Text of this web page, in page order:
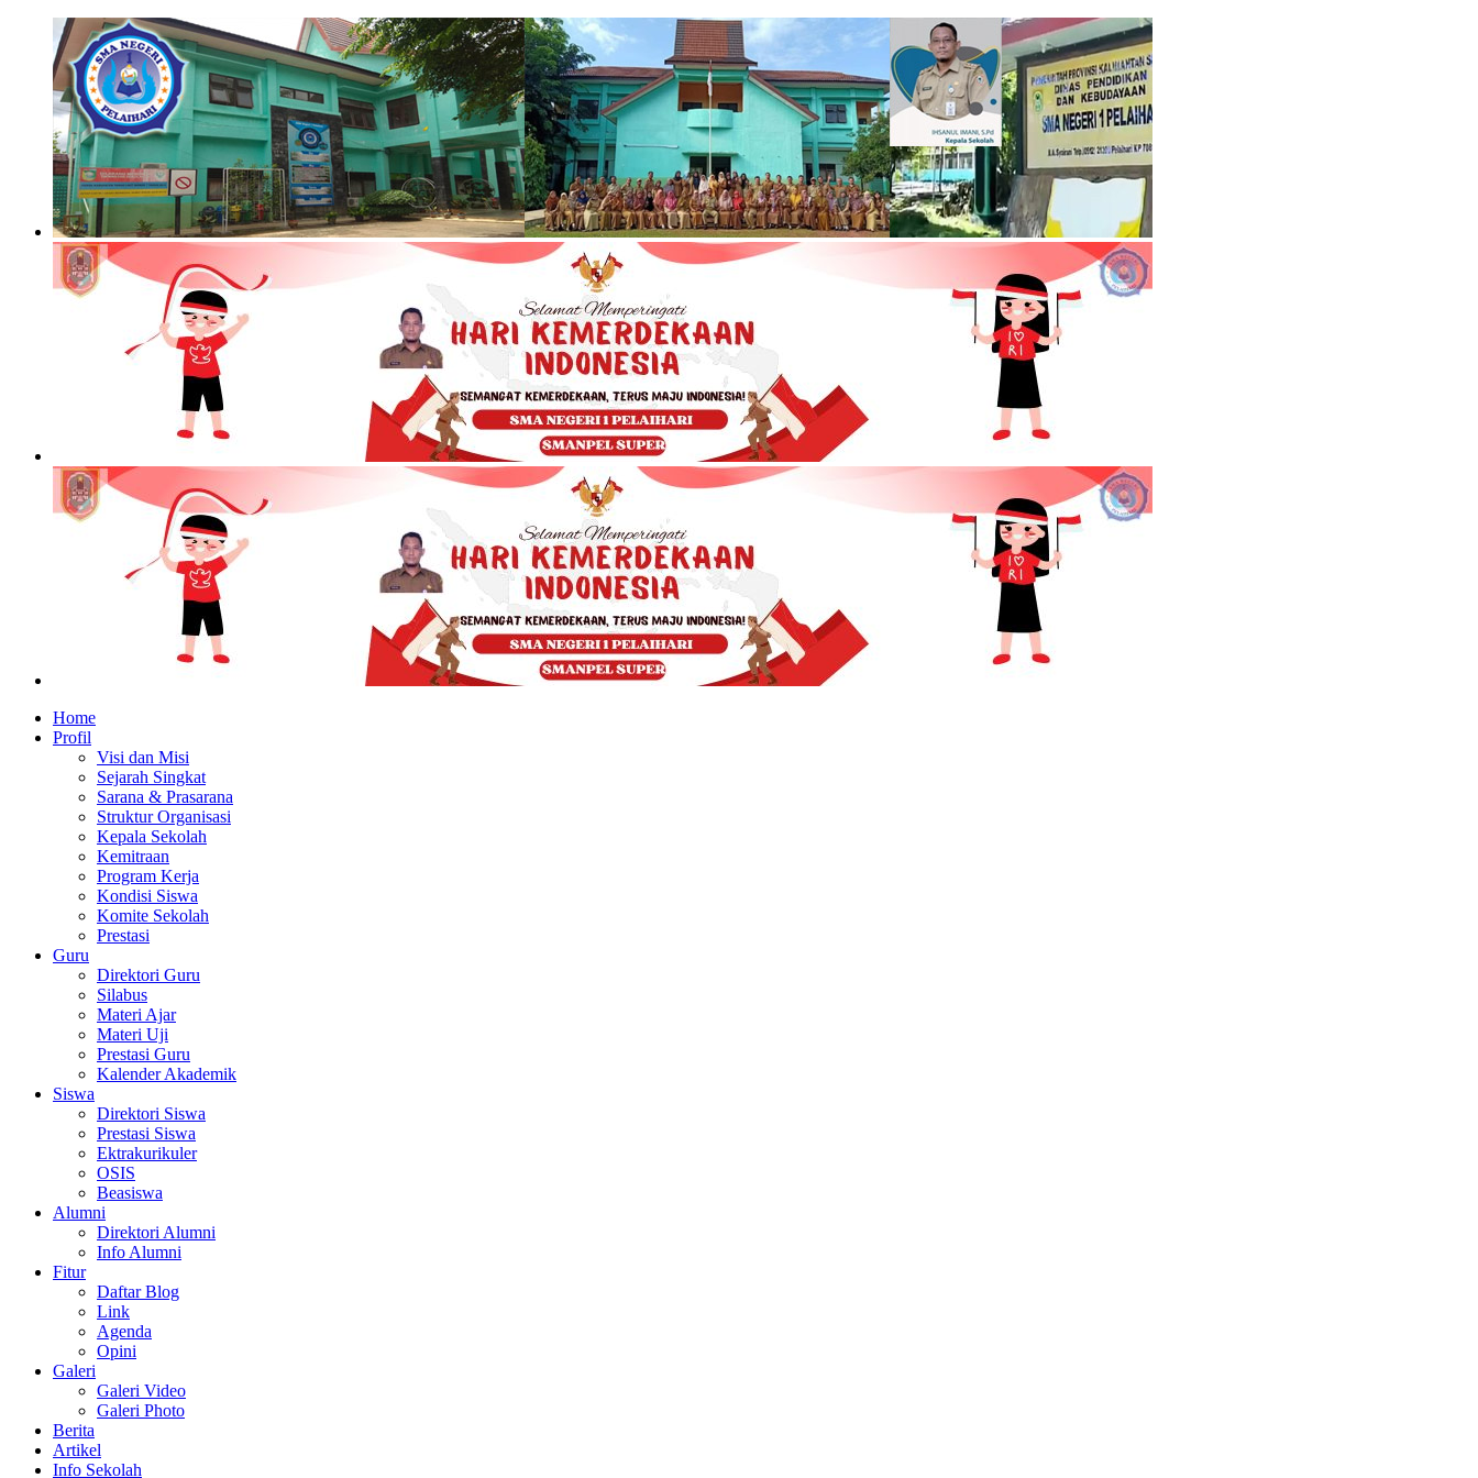
Home
Profil
Visi dan Misi
Sejarah Singkat
Sarana & Prasarana
Struktur Organisasi
Kepala Sekolah
Kemitraan
Program Kerja
Kondisi Siswa
Komite Sekolah
Prestasi
Guru
Direktori Guru
Silabus
Materi Ajar
Materi Uji
Prestasi Guru
Kalender Akademik
Siswa
Direktori Siswa
Prestasi Siswa
Ektrakurikuler
OSIS
Beasiswa
Alumni
Direktori Alumni
Info Alumni
Fitur
Daftar Blog
Link
Agenda
Opini
Galeri
Galeri Video
Galeri Photo
Berita
Artikel
Info Sekolah